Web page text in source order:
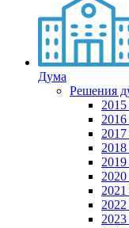
Дума
Решения